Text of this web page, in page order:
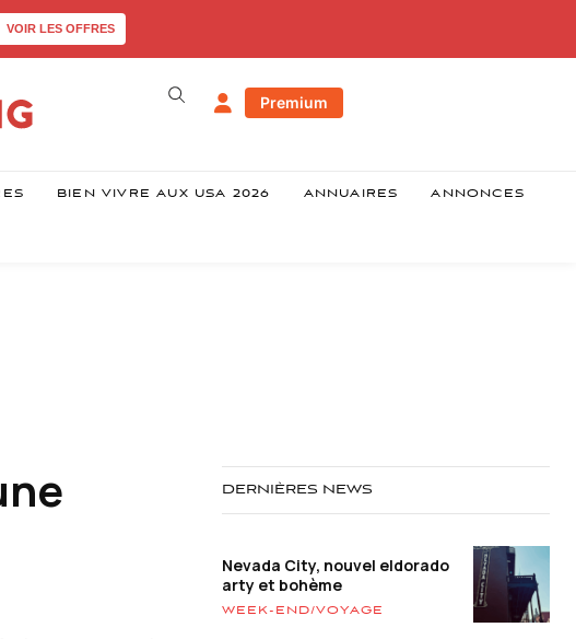
VOIR LES OFFRES
Premium
BIEN VIVRE AUX USA 2026 ANNUAIRES ANNONCES
DERNIÈRES NEWS
Nevada City, nouvel eldorado
arty et bohème
WEEK-END/VOYAGE